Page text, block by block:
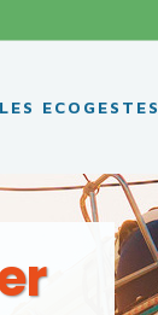
LES ECOGESTES